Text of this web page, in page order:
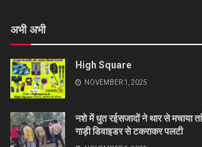
अभी अभी
High Square
NOVEMBER 1, 2025
नशे में धुत रईसजादों ने थार से मचाया
गाड़ी डिवाइडर से टकराकर पलटी